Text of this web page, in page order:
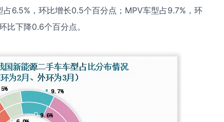
6.5%，环比增长0.5个百分点；MPV车型占9.7%，环
比下降0.6个百分点。